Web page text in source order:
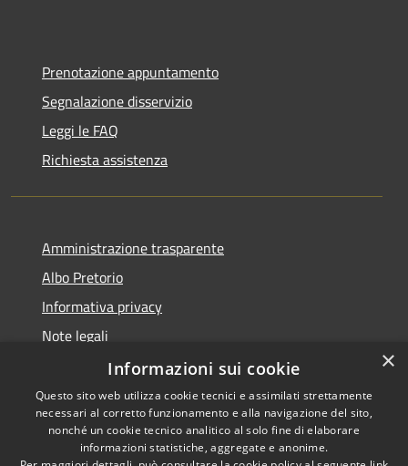
Prenotazione appuntamento
Segnalazione disservizio
Leggi le FAQ
Richiesta assistenza
Amministrazione trasparente
Albo Pretorio
Informativa privacy
Note legali
Dichiarazione di accessibilità
RSS Copyright © 2021 • Città
×
Informazioni sui cookie
Questo sito web utilizza cookie tecnici e assimilati strettamente
necessari al corretto funzionamento e alla navigazione del sito,
nonché un cookie tecnico analitico al solo fine di elaborare
informazioni statistiche, aggregate e anonime.